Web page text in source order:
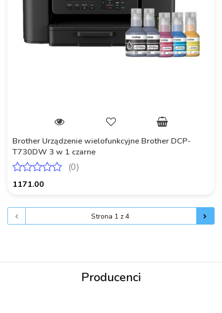
Brother Urządzenie wielofunkcyjne Brother DCP-
T730DW 3 w 1 czarne
(0)
1171.00
Producenci